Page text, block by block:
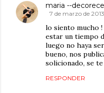
maria --
7 de marzo de
lo siento mucho !
estar un tiempo
luego no haya
bueno, nos
solicionado, se
RESPONDER